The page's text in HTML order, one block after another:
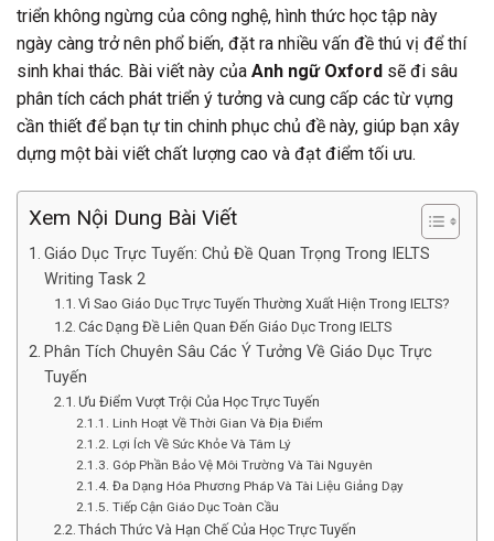
triển không ngừng của công nghệ, hình thức học tập này
ngày càng trở nên phổ biến, đặt ra nhiều vấn đề thú vị để thí
sinh khai thác. Bài viết này của Anh ngữ Oxford sẽ đi sâu
phân tích cách phát triển ý tưởng và cung cấp các từ vựng
cần thiết để bạn tự tin chinh phục chủ đề này, giúp bạn xây
dựng một bài viết chất lượng cao và đạt điểm tối ưu.
Xem Nội Dung Bài Viết
Giáo Dục Trực Tuyến: Chủ Đề Quan Trọng Trong IELTS
Writing Task 2
Vì Sao Giáo Dục Trực Tuyến Thường Xuất Hiện Trong IELTS?
Các Dạng Đề Liên Quan Đến Giáo Dục Trong IELTS
Phân Tích Chuyên Sâu Các Ý Tưởng Về Giáo Dục Trực
Tuyến
Ưu Điểm Vượt Trội Của Học Trực Tuyến
Linh Hoạt Về Thời Gian Và Địa Điểm
Lợi Ích Về Sức Khỏe Và Tâm Lý
Góp Phần Bảo Vệ Môi Trường Và Tài Nguyên
Đa Dạng Hóa Phương Pháp Và Tài Liệu Giảng Dạy
Tiếp Cận Giáo Dục Toàn Cầu
Thách Thức Và Hạn Chế Của Học Trực Tuyến